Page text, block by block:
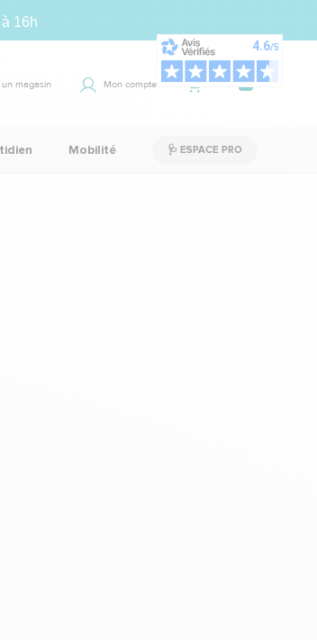
16h
magasin Mon compte Panier 0
Mobilité 🩺 ESPACE PRO